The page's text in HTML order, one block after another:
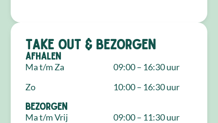
Take out & bezorgen
Afhalen
Ma t/m Za
Zo
09:00 – 16:30 uur
10:00 – 16:30 uur
Bezorgen
Ma t/m Vrij
09:00 – 11:30 uur